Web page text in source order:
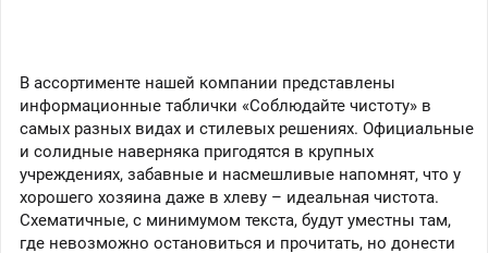
В ассортименте нашей компании представлены
информационные таблички «Соблюдайте чистоту» в
самых разных видах и стилевых решениях. Официальные
и солидные наверняка пригодятся в крупных
учреждениях, забавные и насмешливые напомнят, что у
хорошего хозяина даже в хлеву – идеальная чистота.
Схематичные, с минимумом текста, будут уместны там,
где невозможно остановиться и прочитать, но донести